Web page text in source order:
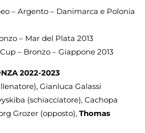
– Argento – Danimarca e Polonia
– Mar del Plata 2013
– Bronzo – Giappone 2013
2022-2023
Gianluca Galassi
(schiacciatore), Cachopa
Grozer (opposto), Thomas